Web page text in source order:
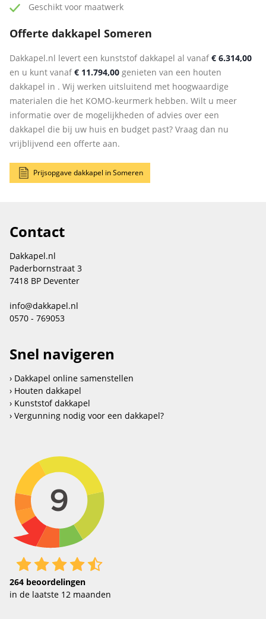
Geschikt voor maatwerk
Offerte dakkapel Someren
Dakkapel.nl levert een kunststof dakkapel al vanaf€ 6.314,00
en u kunt vanaf€ 11.794,00 genieten van een houten
dakkapel in . Wij werken uitsluitend met hoogwaardige
materialen die het KOMO-keurmerk hebben. Wilt u meer
informatie over de mogelijkheden of advies over een
dakkapel die bij uw huis en budget past? Vraag dan nu
vrijblijvend een offerte aan.
Prijsopgave dakkapel in Someren
Contact
Dakkapel.nl
Paderbornstraat 3
7418 BP Deventer
info@dakkapel.nl
0570 - 769053
Snel navigeren
Dakkapel online samenstellen
Houten dakkapel
Kunststof dakkapel
Vergunning nodig voor een dakkapel?
264 beoordelingen
in de laatste 12 maanden